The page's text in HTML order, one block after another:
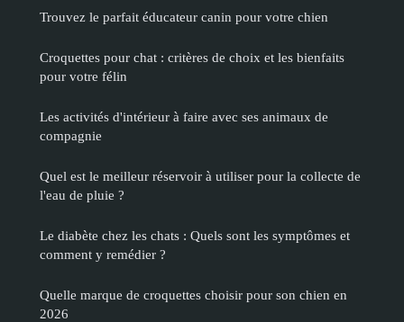
Trouvez le parfait éducateur canin pour votre chien
Croquettes pour chat : critères de choix et les bienfaits
pour votre félin
Les activités d'intérieur à faire avec ses animaux de
compagnie
Quel est le meilleur réservoir à utiliser pour la collecte de
l'eau de pluie ?
Le diabète chez les chats : Quels sont les symptômes et
comment y remédier ?
Quelle marque de croquettes choisir pour son chien en
2026